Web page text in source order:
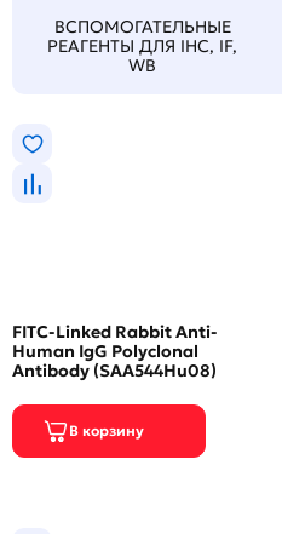
ВСПОМОГАТЕЛЬНЫЕ
РЕАГЕНТЫ ДЛЯ IHC, IF,
WB
FITC-Linked Rabbit Anti-
Human IgG Polyclonal
Antibody (SAA544Hu08)